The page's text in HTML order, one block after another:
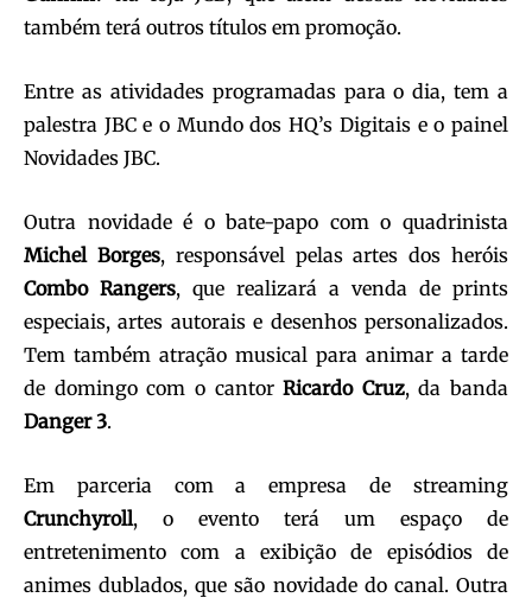
também terá outros títulos em promoção.
Entre as atividades programadas para o dia, tem a
palestra JBC e o Mundo dos HQ’s Digitais e o painel
Novidades JBC.
Outra novidade é o bate-papo com o quadrinista
Michel Borges, responsável pelas artes dos heróis
Combo Rangers, que realizará a venda de prints
especiais, artes autorais e desenhos personalizados.
Tem também atração musical para animar a tarde
de domingo com o cantorRicardo Cruz, da banda
Danger 3.
Em parceria com a empresa de streaming
Crunchyroll, o evento terá um espaço de
entretenimento com a exibição de episódios de
animes dublados, que são novidade do canal. Outra